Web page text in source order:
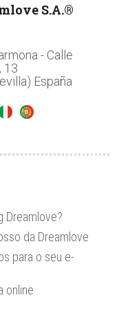
S.A.®
- Calle
13
España
Dreamlove?
da Dreamlove
para o seu e-
online